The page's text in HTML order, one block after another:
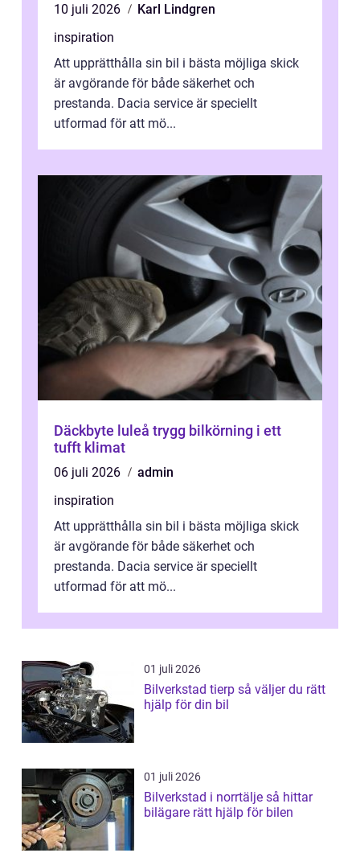
10 juli 2026
Karl Lindgren
inspiration
Att upprätthålla sin bil i bästa möjliga skick
är avgörande för både säkerhet och
prestanda. Dacia service är speciellt
utformad för att mö...
Däckbyte luleå trygg bilkörning i ett
tufft klimat
06 juli 2026
admin
inspiration
Att upprätthålla sin bil i bästa möjliga skick
är avgörande för både säkerhet och
prestanda. Dacia service är speciellt
utformad för att mö...
01 juli 2026
Bilverkstad tierp så väljer du rätt
hjälp för din bil
01 juli 2026
Bilverkstad i norrtälje så hittar
bilägare rätt hjälp för bilen